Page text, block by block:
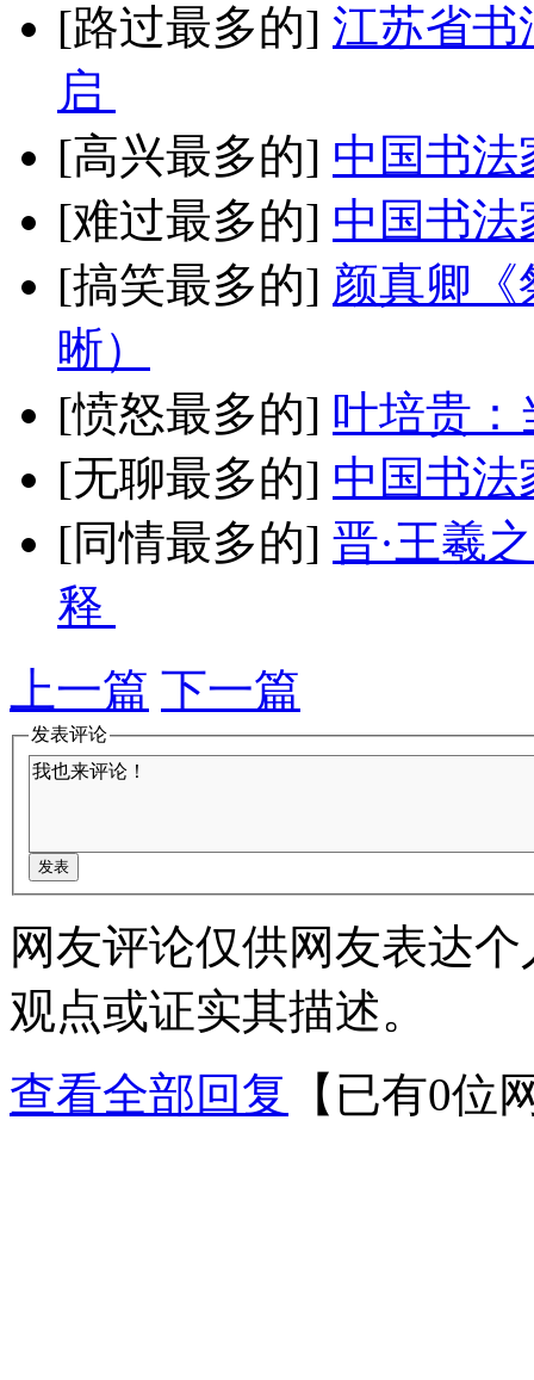
[路过最多的] 江苏省书
启
[高兴最多的] 中国书法
[难过最多的] 中国书法
[搞笑最多的] 颜真卿《
晰）
[愤怒最多的] 叶培贵：
[无聊最多的] 中国书法
[同情最多的] 晋·王羲
释
上一篇 下一篇
发表评论
网友评论仅供网友表达
观点或证实其描述。
查看全部回复
【已有0位